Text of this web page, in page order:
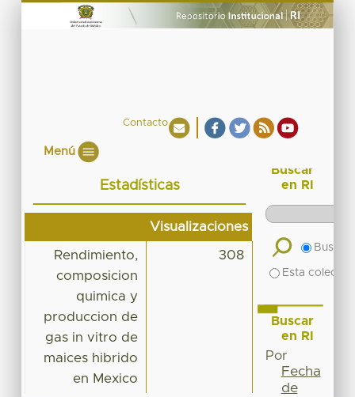
Contacto
Menú
Estadísticas
Visualizaciones
Rendimiento,
composicion
quimica y
produccion de
gas in vitro de
maices hibrido
en Mexico
308
Buscar
en RI
Buscar
Esta
Buscar
en RI
Por
Fecha
de